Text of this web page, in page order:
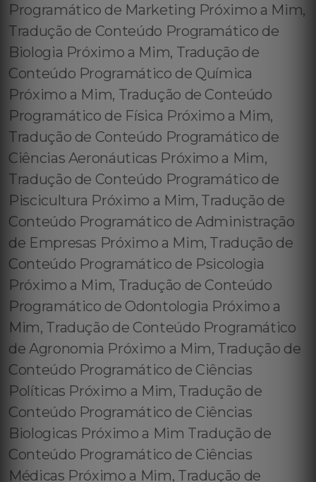
Programático de Marketing Próximo a Mim,
Tradução de Conteúdo Programático de
Biologia Próximo a Mim, Tradução de
Conteúdo Programático de Química
Próximo a Mim, Tradução de Conteúdo
Programático de Física Próximo a Mim,
Tradução de Conteúdo Programático de
Ciências Aeronáuticas Próximo a Mim,
Tradução de Conteúdo Programático de
Piscicultura Próximo a Mim, Tradução de
Conteúdo Programático de Administração
de Empresas Próximo a Mim, Tradução de
Conteúdo Programático de Psicologia
Próximo a Mim, Tradução de Conteúdo
Programático de Odontologia Próximo a
Mim, Tradução de Conteúdo Programático
de Agronomia Próximo a Mim, Tradução de
Conteúdo Programático de Ciências
Políticas Próximo a Mim, Tradução de
Conteúdo Programático de Ciências
Biologicas Próximo a Mim Tradução de
Conteúdo Programático de Ciências
Médicas Próximo a Mim, Tradução de